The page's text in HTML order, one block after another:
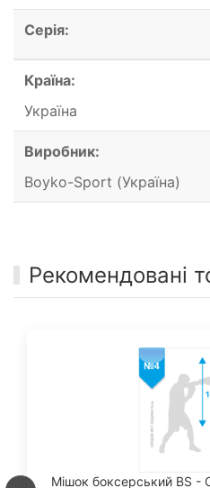
Серія:
Країна:
Україна
Виробник:
Boyko-Sport (Україна)
Рекомендовані
Мішок боксерський BS -